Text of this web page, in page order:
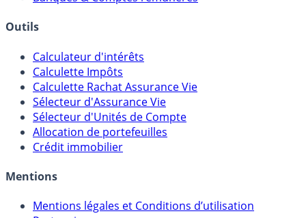
Calculateur d'intérêts
Calculette Impôts
Calculette Rachat Assurance Vie
Sélecteur d'Assurance Vie
Sélecteur d'Unités de Compte
Allocation de portefeuilles